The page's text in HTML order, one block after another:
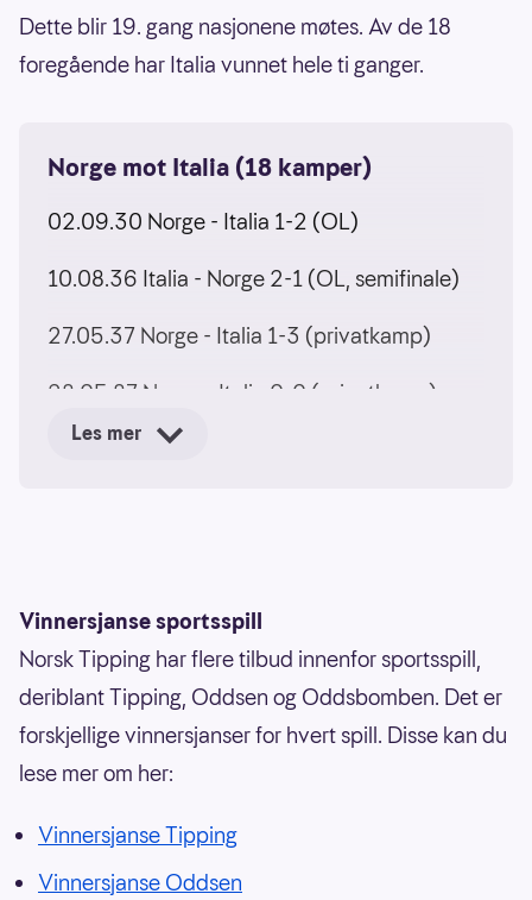
Dette blir 19. gang nasjonene møtes. Av de 18
foregående har Italia vunnet hele ti ganger.
Norge mot Italia (18 kamper)
02.09.30 Norge - Italia 1-2 (OL)
10.08.36 Italia - Norge 2-1 (OL, semifinale)
27.05.37 Norge - Italia 1-3 (privatkamp)
28.05.87 Norge - Italia 0-0 (privatkamp)
19.10.88 Italia - Norge 2-1 (privatkamp)
05.06.91 Norge - Italia 2-1 (EM-kval)
13.11.91 Italia - Norge 1-1 (EM-kval)
23.06.94 Italia - Norge 1-0 (VM, gruppespill)
27.06.98 Italia - Norge 1-0 (VM,
åttedelsfinale)
Les mer
Vinnersjanse sportsspill
Norsk Tipping har flere tilbud innenfor sportsspill,
deriblant Tipping, Oddsen og Oddsbomben. Det er
forskjellige vinnersjanser for hvert spill. Disse kan du
lese mer om her:
Vinnersjanse Tipping
Vinnersjanse Oddsen